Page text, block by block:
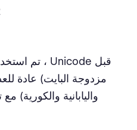
واليابانية والكورية)